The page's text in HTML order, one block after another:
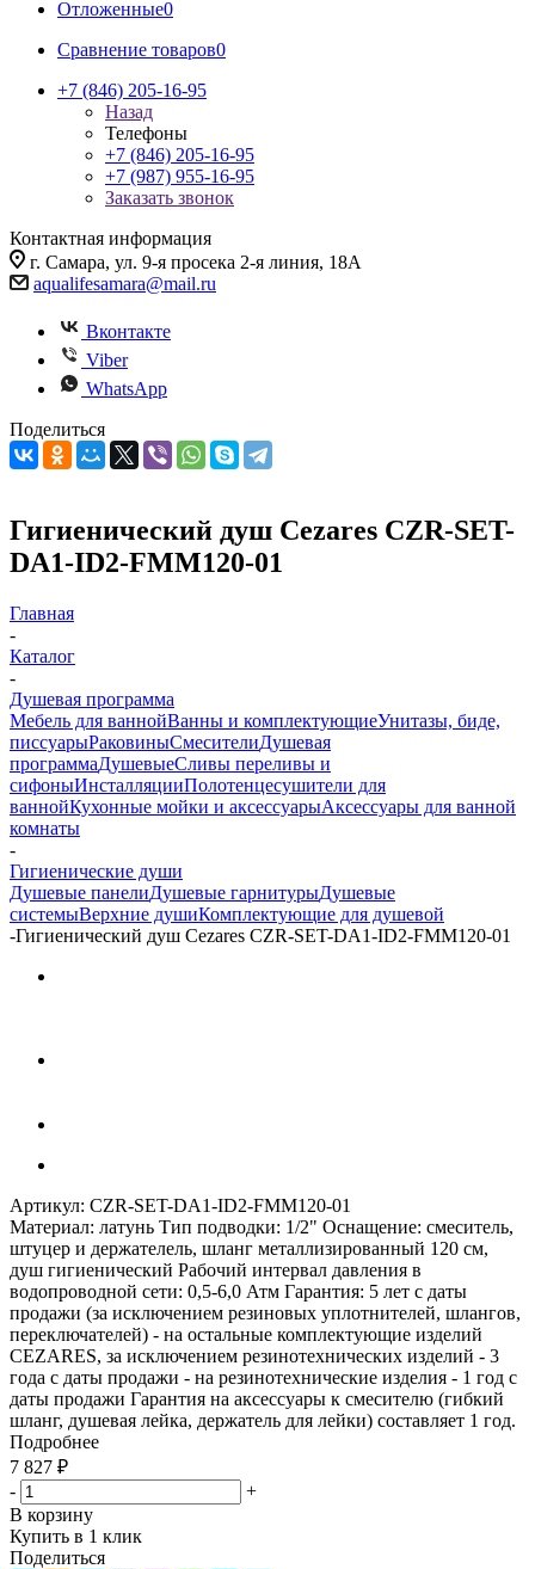
Отложенные0
Сравнение товаров0
+7 (846) 205-16-95
Назад
Телефоны
+7 (846) 205-16-95
+7 (987) 955-16-95
Заказать звонок
Контактная информация
г. Самара, ул. 9-я просека 2-я линия, 18А
aqualifesamara@mail.ru
Вконтакте
Viber
WhatsApp
Поделиться
Гигиенический душ Cezares CZR-SET-
DA1-ID2-FMM120-01
Главная
-
Каталог
-
Душевая программа
Мебель для ваннойВанны и комплектующиеУнитазы, биде,
писсуарыРаковиныСмесителиДушевая
программаДушевыеСливы переливы и
сифоныИнсталляцииПолотенцесушители для
ваннойКухонные мойки и аксессуарыАксессуары для ванной
комнаты
-
Гигиенические души
Душевые панелиДушевые гарнитурыДушевые
системыВерхние душиКомплектующие для душевой
-Гигиенический душ Cezares CZR-SET-DA1-ID2-FMM120-01
Артикул: CZR-SET-DA1-ID2-FMM120-01
Материал: латунь Тип подводки: 1/2" Оснащение: смеситель,
штуцер и держателель, шланг металлизированный 120 см,
душ гигиенический Рабочий интервал давления в
водопроводной сети: 0,5-6,0 Атм Гарантия: 5 лет с даты
продажи (за исключением резиновых уплотнителей, шлангов,
переключателей) - на остальные комплектующие изделий
CEZARES, за исключением резинотехнических изделий - 3
года с даты продажи - на резинотехнические изделия - 1 год с
даты продажи Гарантия на аксессуары к смесителю (гибкий
шланг, душевая лейка, держатель для лейки) составляет 1 год.
Подробнее
7 827 ₽
-
+
В корзину
Купить в 1 клик
Поделиться